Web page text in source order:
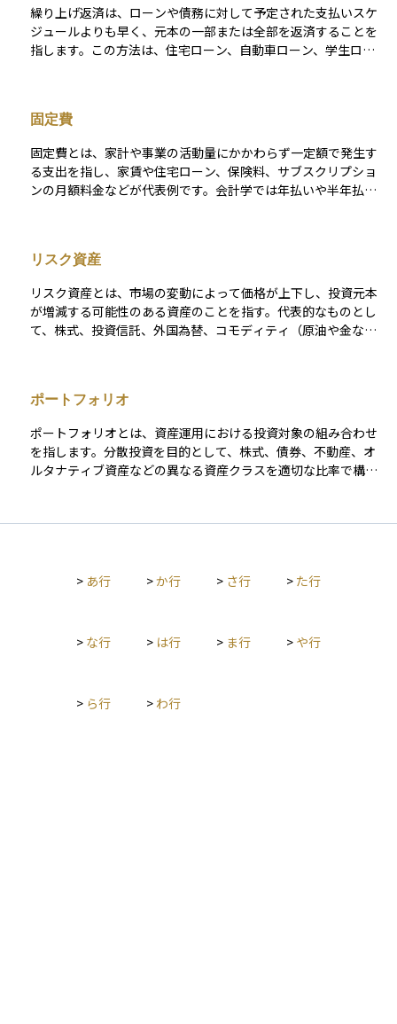
繰り上げ返済は、ローンや債務に対して予定された支払いスケ
ジュールよりも早く、元本の一部または全部を返済することを
指します。この方法は、住宅ローン、自動車ローン、学生ロー
の資金が手に入った場合や、より良い投資先がない場合に特に
有効です。早期に借入金を返済することで、将来の利息負担が
減少し、長期的な財務的な余裕が生まれます。しかし、全ての
ローンが繰り上げ返済に対応しているわけではなく、場合によ
っては繰り上げ返済手数料が発生することもあります。この手
は、手数料の有無、返済後の金融状況、その他の投資機会との
と分析を行うことで、繰り上げ返済が個人の財務目標に合致す
るかどうかを判断することができます。
固定費
固定費とは、家計や事業の活動量にかかわらず一定額で発生す
る支出を指し、家賃や住宅ローン、保険料、サブスクリプショ
ンの月額料金などが代表例です。会計学では年払いや半年払の
的です。 資産運用を始める前に固定費を正確に把握しておく
と、毎月の可処分所得から変動費を差し引いた「投資に回せる
余裕資金」が明確になります。また、通信プランの見直しや不
要な保険・サブスクの解約などで固定費を削減すれば、その効
果は長期間持続するため資産形成を加速できます。ただし、解
す。
リスク資産
リスク資産とは、市場の変動によって価格が上下し、投資元本
が増減する可能性のある資産のことを指す。代表的なものとし
て、株式、投資信託、外国為替、コモディティ（原油や金な
的や期間、リスク許容度を考慮したポートフォリオの設計が重
要となる。
ポートフォリオ
ポートフォリオとは、資産運用における投資対象の組み合わせ
を指します。分散投資を目的として、株式、債券、不動産、オ
ルタナティブ資産などの異なる資産クラスを適切な比率で構成
た、運用期間中に市場状況が変化した場合には、リバランスを
> あ行 >か行 > さ行 > た行
> な行 > は行 > ま行 > や行
> ら行 > わ行